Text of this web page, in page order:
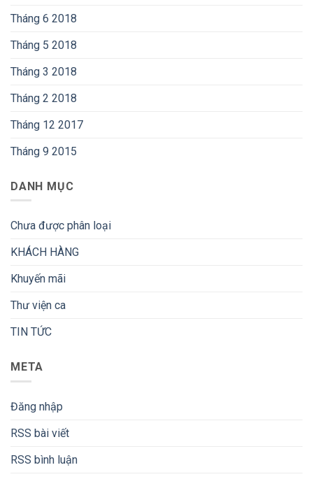
Tháng 6 2018
Tháng 5 2018
Tháng 3 2018
Tháng 2 2018
Tháng 12 2017
Tháng 9 2015
DANH MỤC
Chưa được phân loại
KHÁCH HÀNG
Khuyến mãi
Thư viện ca
TIN TỨC
META
Đăng nhập
RSS bài viết
RSS bình luận